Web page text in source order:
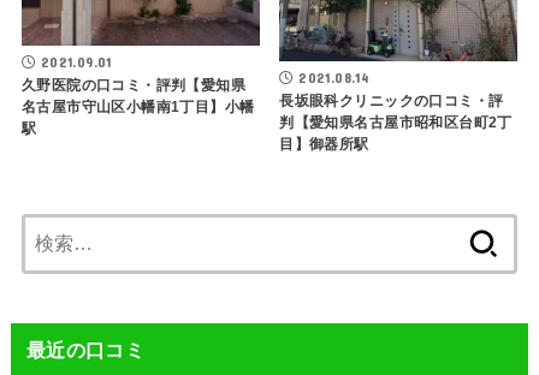
2021.09.01
久野医院の口コミ・評判【愛知県
名古屋市守山区小幡南1丁目】小幡
駅
2021.08.14
長坂眼科クリニックの口コミ・評
判【愛知県名古屋市昭和区台町2丁
目】御器所駅
索:
最近の口コミ